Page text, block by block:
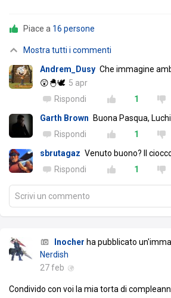
Piace a 16 persone
Mostra tutti i commenti
Andrem_Dusy Che immagine
😲🐣🕊️ 5 apr
Rispondi
1
Garth Brown
Buona Pasqua,
Rispondi
1
sbrutagaz Venuto buono? Il
Rispondi
1
Scrivi un commento
Inocher ha pubblicato
Nerdish
27 feb
Condivido con voi la mia torta di